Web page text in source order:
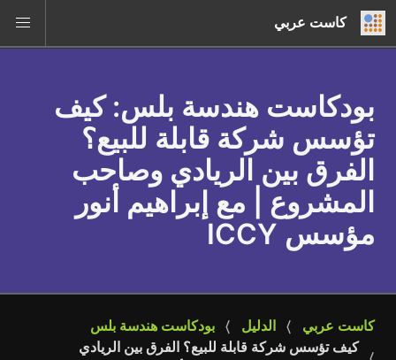
كاست عربي
بودكاست هندسة بلس: كيف
تؤسس شركة قابلة للبيع؟
الفرق بين الريادي وصاحب
المشروع | مع إبراهيم أنور
مؤسس ICCY
كاست عربي الدليل
بودكاست هندسة بلس
كيف تؤسس شركة قابلة للبيع؟ الفرق بين الريادي